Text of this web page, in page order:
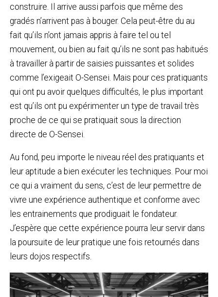
construire. Il arrive aussi parfois que même des
gradés n’arrivent pas à bouger. Cela peut-être du au
fait qu’ils n’ont jamais appris à faire tel ou tel
mouvement, ou bien au fait qu’ils ne sont pas habitués
à travailler à partir de saisies puissantes et solides
comme l’exigeait O-Sensei. Mais pour ces pratiquants
qui ont pu avoir quelques difficultés, le plus important
est qu’ils ont pu expérimenter un type de travail très
proche de ce qui se pratiquait sous la direction
directe de O-Sensei.
Au fond, peu importe le niveau réel des pratiquants et
leur aptitude a bien exécuter les techniques. Pour moi
ce qui a vraiment du sens, c’est de leur permettre de
vivre une expérience authentique et conforme avec
les entrainements que prodiguait le fondateur.
J’espère que cette expérience pourra leur servir dans
la poursuite de leur pratique une fois retournés dans
leurs dojos respectifs.